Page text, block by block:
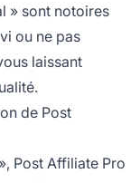
» sont notoires
ou ne pas
laissant
de Post
Post Affiliate Pro